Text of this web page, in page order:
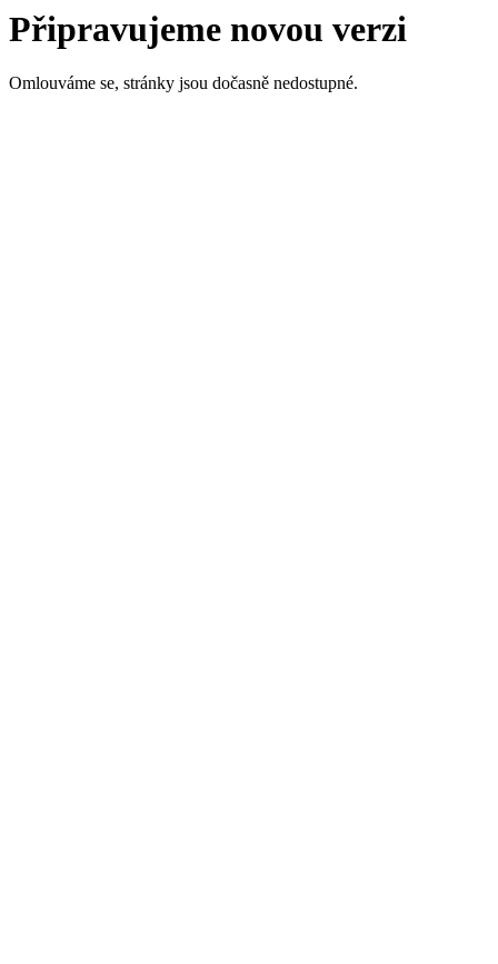
Připravujeme novou verzi
Omlouváme se, stránky jsou dočasně nedostupné.